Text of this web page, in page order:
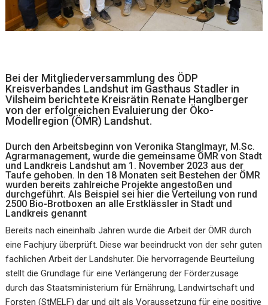
Bei der Mitgliederversammlung des ÖDP
Kreisverbandes Landshut im Gasthaus Stadler in
Vilsheim berichtete Kreisrätin Renate Hanglberger
von der erfolgreichen Evaluierung der Öko-
Modellregion (ÖMR) Landshut.
Durch den Arbeitsbeginn von Veronika Stanglmayr, M.Sc.
Agrarmanagement, wurde die gemeinsame ÖMR von Stadt
und Landkreis Landshut am 1. November 2023 aus der
Taufe gehoben. In den 18 Monaten seit Bestehen der ÖMR
wurden bereits zahlreiche Projekte angestoßen und
durchgeführt. Als Beispiel sei hier die Verteilung von rund
2500 Bio-Brotboxen an alle Erstklässler in Stadt und
Landkreis genannt
Bereits nach eineinhalb Jahren wurde die Arbeit der ÖMR durch
eine Fachjury überprüft. Diese war beeindruckt von der sehr guten
fachlichen Arbeit der Landshuter. Die hervorragende Beurteilung
stellt die Grundlage für eine Verlängerung der Förderzusage
durch das Staatsministerium für Ernährung, Landwirtschaft und
Forsten (StMELF) dar und gilt als Voraussetzung für eine positive